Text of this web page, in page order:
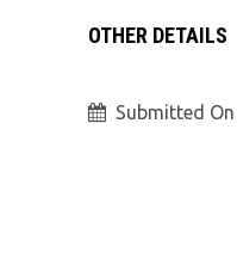
OTHER DETAILS
Submitted On